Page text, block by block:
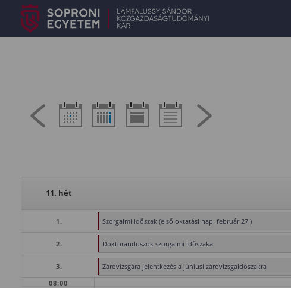
11. hét
1. Szorgalmi időszak (első oktatási nap: február 27.)
2. Doktoranduszok szorgalmi időszaka
3.
Záróvizsgára jelentkezés a júniusi záróvizsgaidőszakra
08:00